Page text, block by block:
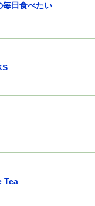
日食べたい
Tea